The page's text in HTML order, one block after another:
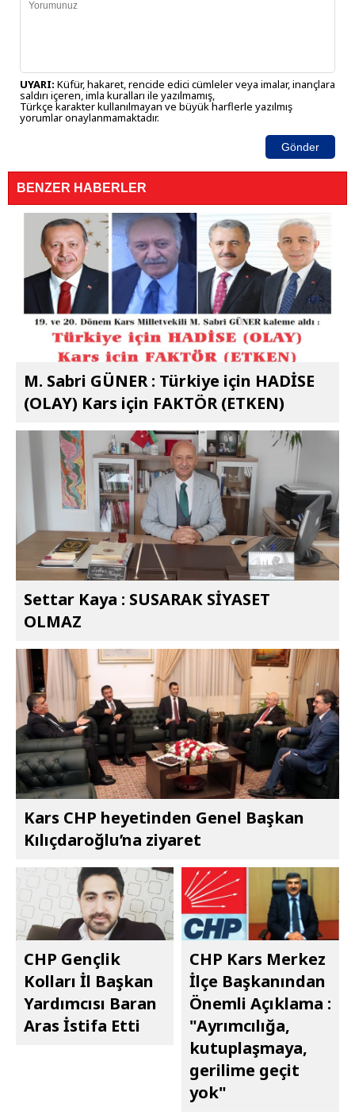
UYARI: Küfür, hakaret, rencide edici cümleler veya imalar, inançlara
saldırı içeren, imla kuralları ile yazılmamış,
Türkçe karakter kullanılmayan ve büyük harflerle yazılmış
yorumlar onaylanmamaktadır.
Gönder
BENZER HABERLER
M. Sabri GÜNER : Türkiye için HADİSE
(OLAY) Kars için FAKTÖR (ETKEN)
Settar Kaya : SUSARAK SİYASET
OLMAZ
Kars CHP heyetinden Genel Başkan
Kılıçdaroğlu’na ziyaret
CHP Gençlik
Kolları İl Başkan
Yardımcısı Baran
Aras İstifa Etti
CHP Kars Merkez
İlçe Başkanından
Önemli Açıklama :
"Ayrımcılığa,
kutuplaşmaya,
gerilime geçit
yok"